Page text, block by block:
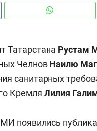
Татарстана Рустам
Челнов Наилю
санитарных
Кремля Лилия
появились
и ВТБ